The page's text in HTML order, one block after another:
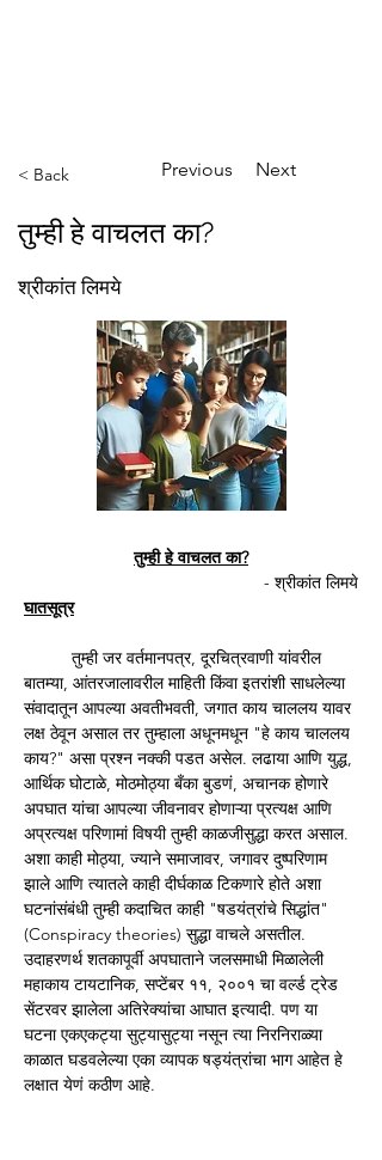
< Back Previous Next
तुम्ही हे वाचलत का?
श्रीकांत लिमये
तुम्ही हे वाचलत का?
- श्रीकांत लिमये
घातसूत्र
बातम्या, आंतरजालावरील माहिती किंवा इतरांशी साधलेल्या
संवादातून आपल्या अवतीभवती, जगात काय चाललय यावर
लक्ष ठेवून असाल तर तुम्हाला अधूनमधून "हे काय चाललय
काय?" असा प्रश्न नक्की पडत असेल. लढाया आणि युद्ध,
आर्थिक घोटाळे, मोठमोठ्या बँका बुडणं, अचानक होणारे
अपघात यांचा आपल्या जीवनावर होणाऱ्या प्रत्यक्ष आणि
अप्रत्यक्ष परिणामां विषयी तुम्ही काळजीसुद्धा करत असाल.
अशा काही मोठ्या, ज्याने समाजावर, जगावर दुष्परिणाम
झाले आणि त्यातले काही दीर्घकाळ टिकणारे होते अशा
घटनांसंबंधी तुम्ही कदाचित काही "षडयंत्रांचे सिद्धांत"
(Conspiracy theories) सुद्धा वाचले असतील.
उदाहरणर्थ शतकापूर्वी अपघाताने जलसमाधी मिळालेली
महाकाय टायटानिक, सप्टेंबर ११, २००१ चा वर्ल्ड ट्रेड
सेंटरवर झालेला अतिरेक्यांचा आघात इत्यादी. पण या
घटना एकएकट्या सुट्यासुट्या नसून त्या निरनिराळ्या
काळात घडवलेल्या एका व्यापक षड्यंत्रांचा भाग आहेत हे
लक्षात येणं कठीण आहे.